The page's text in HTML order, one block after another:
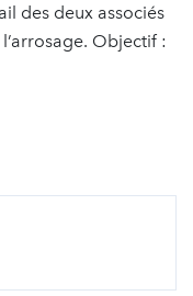
des deux associés
Objectif :